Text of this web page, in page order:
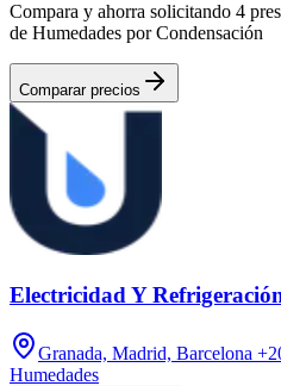
Compara y ahorra solicitando 4
de Humedades por Condensación
Comparar precios
Electricidad Y
Granada, Madrid, Barcelona
Humedades